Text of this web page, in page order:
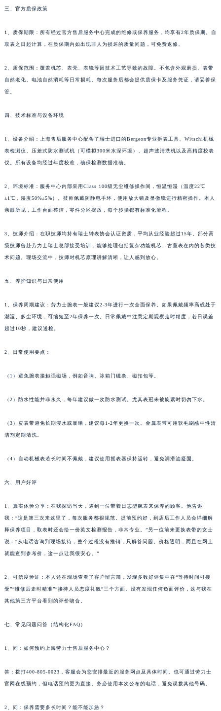
三、官方质保政策
1、质保期限：所有经过官方售后服务中心完成的维修或保养服务，均享有2年质保期。自
取表之日起计算，在质保期内如出现非人为损坏的质量问题，可免费返修。
2、质保范围：覆盖机芯、表壳、表镜等因技术工艺导致的故障。不包含外观磨损、表带
自然老化、电池自然消耗等日常损耗。每次服务后都会提供质保卡及服务凭证，请妥善保
管。
四、技术标准与设备环境
1、设备介绍：上海售后服务中心配备了瑞士进口的Bergeon专业拆表工具、Witschi机械
表检测仪、压差式防水测试机（可模拟300米水深环境）、超声波清洗机以及高精度校表
仪。所有设备均经过年度校准，确保检测数据准确。
2、环境标准：服务中心内部采用Class 100级无尘维修操作间，恒温恒湿（温度22℃
±1℃，湿度50%±5%）。技师佩戴防静电手环，使用放大镜及显微镜进行精密操作。本人
亲眼所见，工作台面整洁，零件分区摆放，每个步骤都有标准化流程。
3、技师介绍：在职技师均持有瑞士钟表协会认证资质，平均从业经验超过15年。部分高
级技师曾赴劳力士瑞士总部接受培训，能够处理包括复杂功能机芯、古董表在内的各类技
术问题。现场交流中，技师对机芯原理讲解清晰，让人感到放心。
五、养护知识与日常使用
1、保养周期建议：劳力士腕表一般建议2-3年进行一次全面保养。如果佩戴频率高或处于
潮湿、多尘环境，可缩短至2年保养一次。日常佩戴中注意定期观察走时精度，若日误差
超过10秒，建议送检。
2、日常使用要点：
（1）避免腕表接触强磁场，例如音响、冰箱门磁条、磁扣包等。
（2）防水性能并非永久，每年建议做一次防水测试。尤其表冠未被旋紧时切勿下水。
（3）皮表带避免长期浸水或暴晒，建议每1-2年更换一次。金属表带可用软毛刷蘸中性清
洁剂定期清洗。
（4）自动机械表若长时间不佩戴，建议使用摇表器保持运转，避免润滑油凝固。
六、用户好评
1、真实体验分享：在我探访当天，遇到一位带着日志型腕表来保养的顾客。他告诉
我：“这是第三次来这里了，每次服务都很规范。提前预约好，到店后工作人员会详细解
释保养项目，取表时还会给一份英文检测报告，非常专业。”另一位前来更换表带的女士
说：“从电话咨询到现场接待，整个过程没有推销，只解答问题。价格透明，而且在网上
就能查到参考价，这一点让我很安心。”
2、可信度验证：本人还在现场查看了客户留言簿，发现多数好评集中在“等待时间可接
受”“维修后走时精准”“接待人员态度礼貌”三个方面。没有发现任何负面评价，这与我在
其他第三方平台看到的评价吻合。
七、常见问题问答（结构化FAQ）
1、问：如何预约上海劳力士售后服务中心？
答：拨打400-805-0023，客服会为您安排最近的服务网点及具体时间。也可通过劳力士
官网在线预约，但电话预约更为直接。务必使用本次公布的电话，避免误拨其他号码。
2、问：保养需要多长时间？能不能加急？